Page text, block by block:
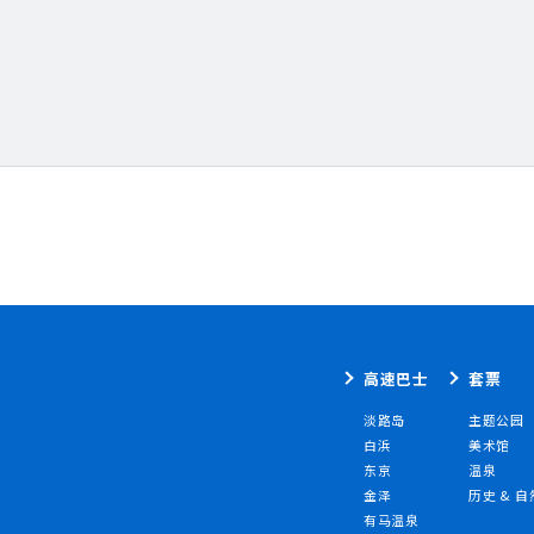
高速巴士
淡路岛
白浜
东京
金泽
有马温泉
套票
主题公园
美术馆
温泉
历史 & 自